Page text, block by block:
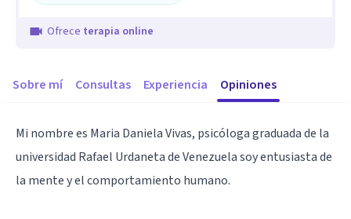
Ofrece terapia online
Sobre mí Consultas Experiencia Opiniones
Mi nombre es Maria Daniela Vivas, psicóloga graduada de la
universidad Rafael Urdaneta de Venezuela soy entusiasta de
la mente y el comportamiento humano.